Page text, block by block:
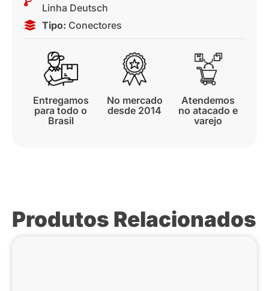
Linha Deutsch
Tipo: Conectores
Entregamos
para todo o
Brasil
No mercado
desde 2014
Atendemos
no atacado e
varejo
Produtos Relacionados